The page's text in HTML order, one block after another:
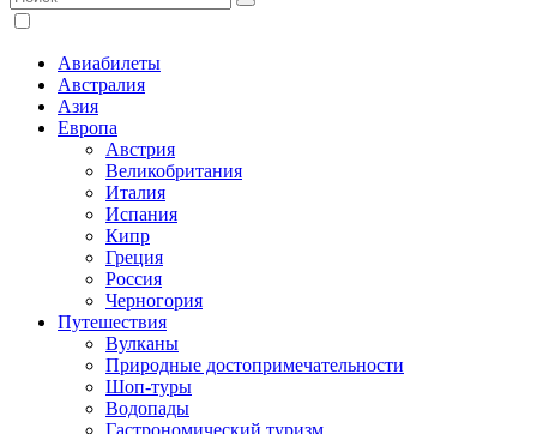
Авиабилеты
Австралия
Азия
Европа
Австрия
Великобритания
Италия
Испания
Кипр
Греция
Россия
Черногория
Путешествия
Вулканы
Природные достопримечательности
Шоп-туры
Водопады
Гастрономический туризм